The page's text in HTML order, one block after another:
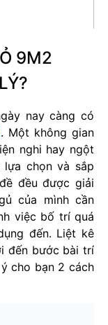
9M2
nay càng có
. Một không gian
nghi hay ngột
chọn và sắp
đều được giải
của mình cần
việc bố trí quá
đến. Liệt kê
đến bước bài trí
cho bạn 2 cách